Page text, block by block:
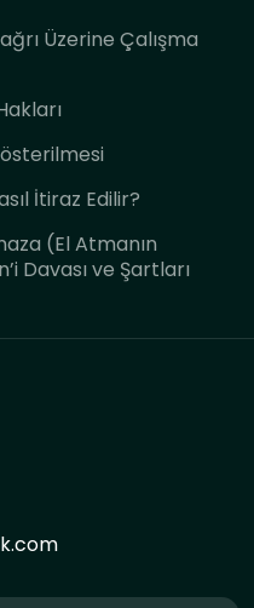
Üzerine Çalışma
İtiraz Edilir?
(El Atmanın
Davası ve Şartları